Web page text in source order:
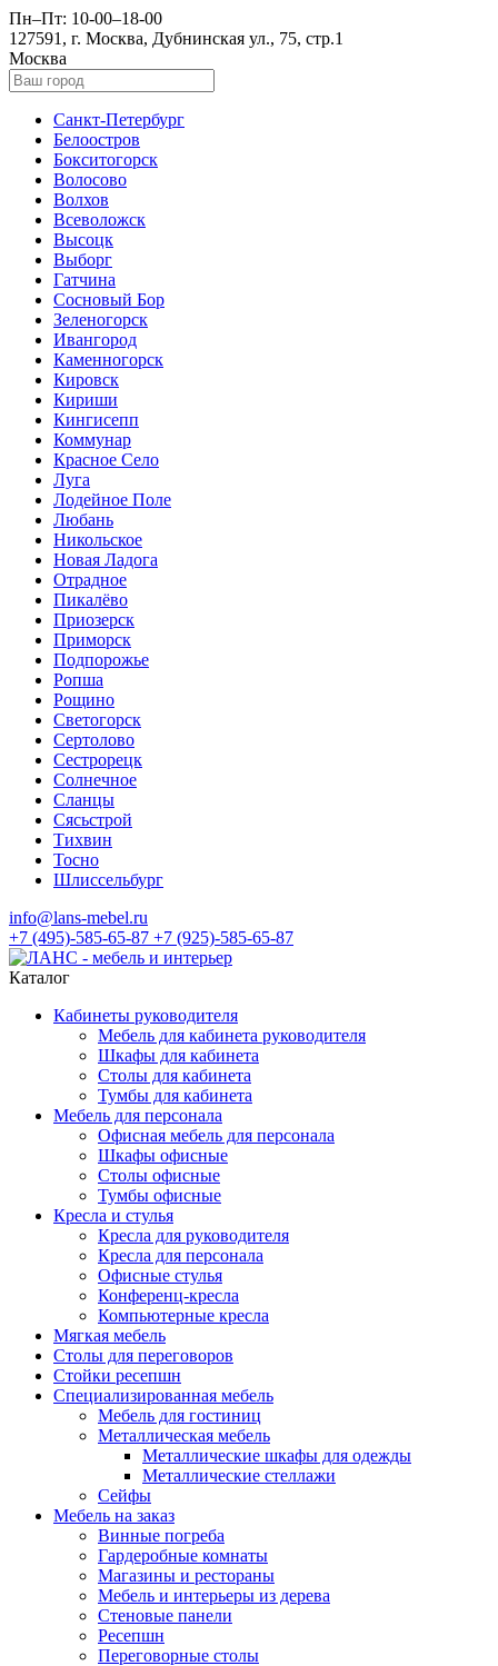
Пн–Пт: 10-00–18-00
127591, г. Москва, Дубнинская ул., 75, стр.1
Москва
Санкт-Петербург
Белоостров
Бокситогорск
Волосово
Волхов
Всеволожск
Высоцк
Выборг
Гатчина
Сосновый Бор
Зеленогорск
Ивангород
Каменногорск
Кировск
Кириши
Кингисепп
Коммунар
Красное Село
Луга
Лодейное Поле
Любань
Никольское
Новая Ладога
Отрадное
Пикалёво
Приозерск
Приморск
Подпорожье
Ропша
Рощино
Светогорск
Сертолово
Сестрорецк
Солнечное
Сланцы
Сясьстрой
Тихвин
Тосно
Шлиссельбург
info@lans-mebel.ru
+7 (495)-585-65-87 +7 (925)-585-65-87
Каталог
Кабинеты руководителя
Мебель для кабинета руководителя
Шкафы для кабинета
Столы для кабинета
Тумбы для кабинета
Мебель для персонала
Офисная мебель для персонала
Шкафы офисные
Столы офисные
Тумбы офисные
Кресла и стулья
Кресла для руководителя
Кресла для персонала
Офисные стулья
Конференц-кресла
Компьютерные кресла
Мягкая мебель
Столы для переговоров
Стойки ресепшн
Специализированная мебель
Мебель для гостиниц
Металлическая мебель
Металлические шкафы для одежды
Металлические стеллажи
Сейфы
Мебель на заказ
Винные погреба
Гардеробные комнаты
Магазины и рестораны
Мебель и интерьеры из дерева
Стеновые панели
Ресепшн
Переговорные столы